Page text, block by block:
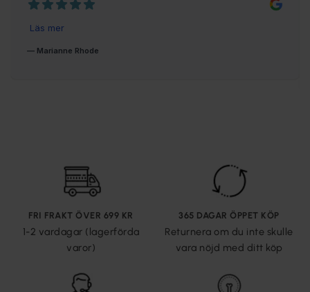
FRI FRAKT ÖVER 699 KR
1-2 vardagar (lagerförda
varor)
365 DAGAR ÖPPET KÖP
Returnera om du inte skulle
vara nöjd med ditt köp